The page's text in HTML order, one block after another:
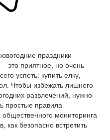
праздники
это приятное, но очень
успеть: купить елку,
Чтобы избежать лишнего
развлечений, нужно
простые правила
мониторинга
как безопасно встретить